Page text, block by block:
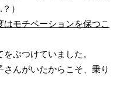
）
モチベーションを保つこ
ぶつけていました。
んがいたからこそ、乗り